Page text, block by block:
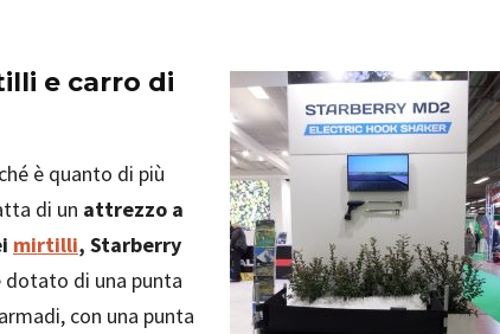
e carro di
è quanto di più
di un attrezzo a
mirtilli, Starberry
dotato di una punta
con una punta